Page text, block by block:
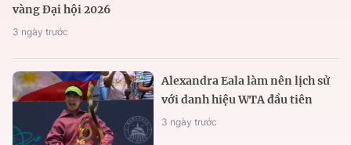
vàng Đại hội 2026
3 ngày trước
Alexandra Eala làm nên lịch sử
với danh hiệu WTA đầu tiên
3 ngày trước